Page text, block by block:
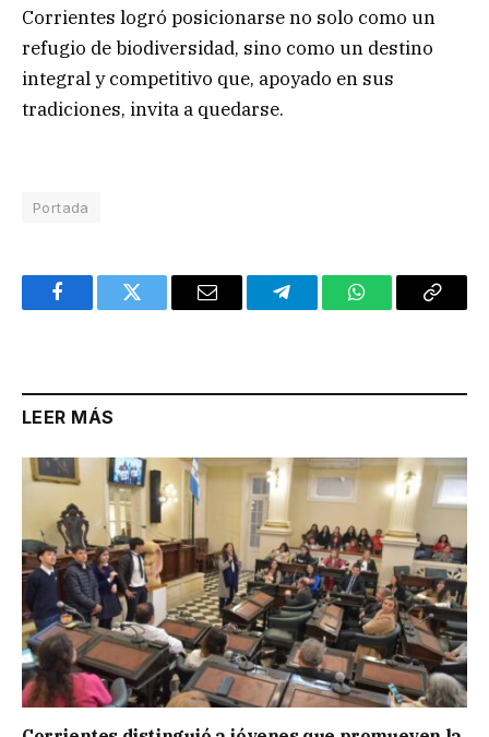
Corrientes logró posicionarse no solo como un
refugio de biodiversidad, sino como un destino
integral y competitivo que, apoyado en sus
tradiciones, invita a quedarse.
Portada
FacebookTwitter Email TelegramWhatsAppCopy
LEER MÁS